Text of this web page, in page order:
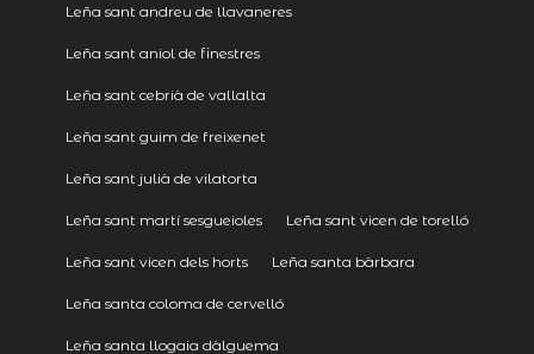
Leña sant andreu de llavaneres
Leña sant aniol de finestres
Leña sant cebrià de vallalta
Leña sant guim de freixenet
Leña sant julià de vilatorta
Leña sant martí sesgueioles Leña sant vicen de torelló
Leña sant vicen dels horts Leña santa bàrbara
Leña santa coloma de cervelló
Leña santa llogaia dàlguema